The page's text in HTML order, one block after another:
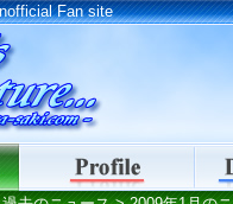
Fan site